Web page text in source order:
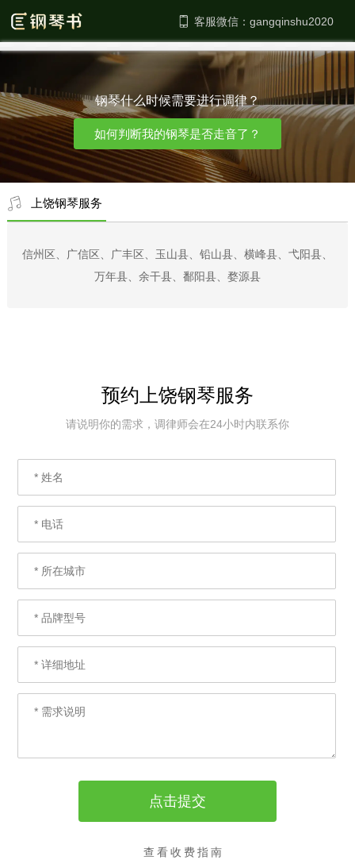
客服微信：
钢琴什么时候需要进行调律？
如何判断我的钢琴是否走音了？
上饶钢琴服务
信州区、广信区、广丰区、玉山县、铅山县、横峰县、弋阳县、
万年县、余干县、鄱阳县、婺源县
预约上饶钢琴服务
请说明你的需求，调律师会在24小时内联系你
查看收费指南